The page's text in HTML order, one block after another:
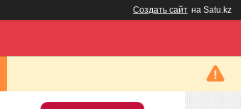
Создать сайт на Satu.kz